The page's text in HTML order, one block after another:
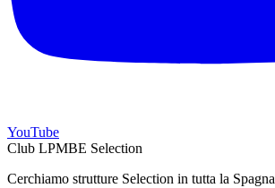
YouTube
Club LPMBE Selection
Cerchiamo strutture Selection in tutta la Spagna